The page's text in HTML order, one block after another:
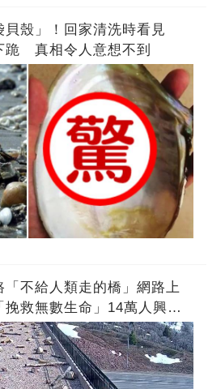
殼」！回家清洗時看見
跪 真相令人意想不到
不給人類走的橋」網路上
救無數生命」14萬人興奮